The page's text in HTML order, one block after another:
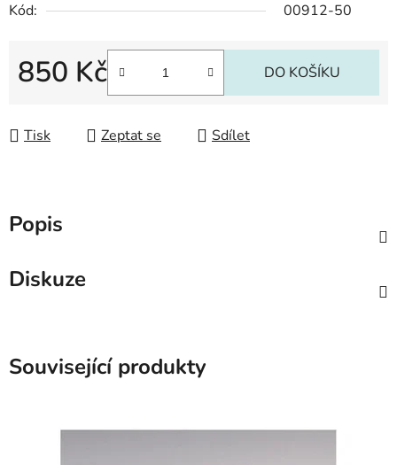
Kód:
00912-50
850 Kč DO KOŠÍKU
Tisk Zeptat se Sdílet
Popis
Diskuze
Související produkty